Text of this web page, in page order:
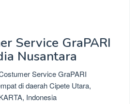
Service GraPARI
Nusantara
Service GraPARI
di daerah Cipete Utara,
Indonesia